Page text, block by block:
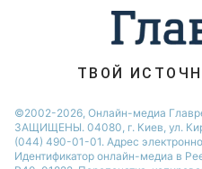
ТВОЙ
©2002-2026, Онлайн-медиа
ЗАЩИЩЕНЫ. 04080, г. Киев, ул.
(044) 490-01-01. Адрес
Идентификатор онлайн-медиа в